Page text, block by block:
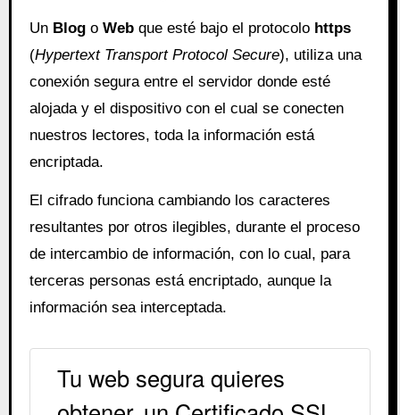
Un Blogo Webque esté bajo el protocolo https
(Hypertext Transport Protocol Secure), utiliza una
conexión segura entre el servidor donde esté
alojada y el dispositivo con el cual se conecten
nuestros lectores, toda la información está
encriptada.
El cifrado funciona cambiando los caracteres
resultantes por otros ilegibles, durante el proceso
de intercambio de información, con lo cual, para
terceras personas está encriptado, aunque la
información sea interceptada.
Tu web segura quieres